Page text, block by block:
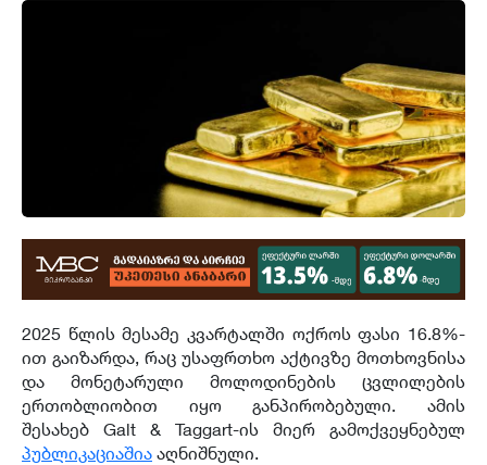
2025 წლის მესამე კვარტალში ოქროს ფასი 16.8%-
ით გაიზარდა, რაც უსაფრთხო აქტივზე მოთხოვნისა
და მონეტარული მოლოდინების ცვლილების
ერთობლიობით იყო განპირობებული. ამის
შესახებ Galt & Taggart-ის მიერ გამოქვეყნებულ
პუბლიკაციაშია აღნიშნული.